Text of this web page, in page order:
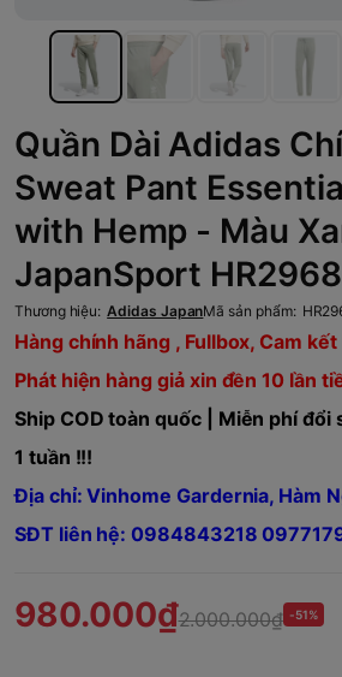
Quần Dài Adidas
Sweat Pant
with Hemp - Màu
JapanSport HR2968
Thương hiệu: Adidas JapanMã sản phẩm:
Hàng chính hãng , Fullbox, Cam
Phát hiện hàng giả xin đền 10 lần
Ship COD toàn quốc | Miễn phí đổi
1 tuần !!!
Địa chỉ: Vinhome Gardernia, Hàm
SĐT liên hệ: 0984843218
980.000₫2.000.000₫ -51%